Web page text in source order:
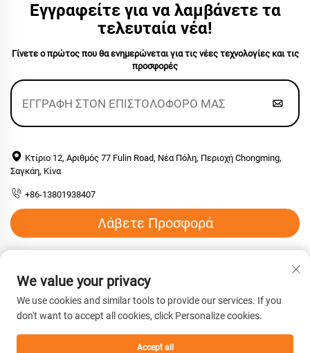
Εγγραφείτε για να λαμβάνετε τα
τελευταία νέα!
Γίνετε ο πρώτος που θα ενημερώνεται για τις νέες τεχνολογίες και τις
προσφορές
Κτίριο 12, Αριθμός 77 Fulin Road, Νέα Πόλη, Περιοχή Chongming,
Σαγκάη, Κίνα
+86-13801938407
Λάβετε Προσφορά
Πνευματικά δικαιώματα © 2026 Shanghai Hengyuan
Macromolecular Materials co., Ltd. Με επιφύλαξη παντός
We value your privacy
We use cookies and similar tools to provide our services. If you
don't want to accept all cookies, click Personalize cookies.
Accept all